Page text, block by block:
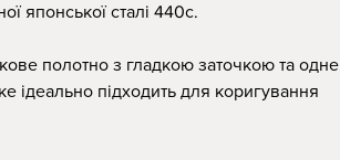
японської сталі 440с.
полотно з гладкою заточкою та одне
ідеально підходить для коригування